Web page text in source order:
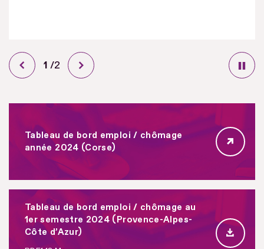
Diapo
1 /sur
2
Tableau de bord emploi / chômage
année 2024 (Corse)
Tableau de bord emploi / chômage au
1er semestre 2024 (Provence-Alpes-
Côte d’Azur)